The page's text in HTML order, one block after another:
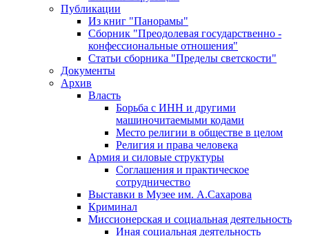
Публикации
Из книг "Панорамы"
Сборник "Преодолевая государственно -
конфессиональные отношения"
Статьи сборника "Пределы светскости"
Документы
Архив
Власть
Борьба с ИНН и другими
машиночитаемыми кодами
Место религии в обществе в целом
Религия и права человека
Армия и силовые структуры
Соглашения и практическое
сотрудничество
Выставки в Музее им. А.Сахарова
Криминал
Миссионерская и социальная деятельность
Иная социальная деятельность